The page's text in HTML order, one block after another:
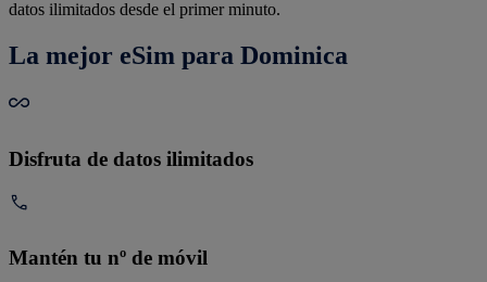
datos ilimitados desde el primer minuto.
La mejor eSim para Dominica
Disfruta de datos ilimitados
Mantén tu nº de móvil